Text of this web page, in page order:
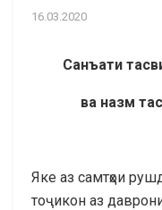
16.03.2020
Санъати
ва назм
Яке аз самтҳои
тоҷикон аз